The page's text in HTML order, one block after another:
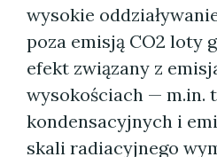
wysokie
poza emisją CO2 loty
efekt związany z
wysokościach — m.in.
kondensacyjnych i
skali radiacyjnego